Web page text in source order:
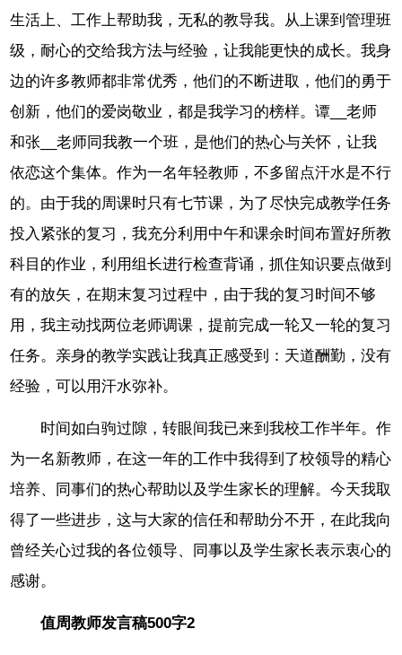
生活上、工作上帮助我，无私的教导我。从上课到管理班
级，耐心的交给我方法与经验，让我能更快的成长。我身
边的许多教师都非常优秀，他们的不断进取，他们的勇于
创新，他们的爱岗敬业，都是我学习的榜样。谭__老师
和张__老师同我教一个班，是他们的热心与关怀，让我
依恋这个集体。作为一名年轻教师，不多留点汗水是不行
的。由于我的周课时只有七节课，为了尽快完成教学任务
投入紧张的复习，我充分利用中午和课余时间布置好所教
科目的作业，利用组长进行检查背诵，抓住知识要点做到
有的放矢，在期末复习过程中，由于我的复习时间不够
用，我主动找两位老师调课，提前完成一轮又一轮的复习
任务。亲身的教学实践让我真正感受到：天道酬勤，没有
经验，可以用汗水弥补。
时间如白驹过隙，转眼间我已来到我校工作半年。作
为一名新教师，在这一年的工作中我得到了校领导的精心
培养、同事们的热心帮助以及学生家长的理解。今天我取
得了一些进步，这与大家的信任和帮助分不开，在此我向
曾经关心过我的各位领导、同事以及学生家长表示衷心的
感谢。
值周教师发言稿500字2